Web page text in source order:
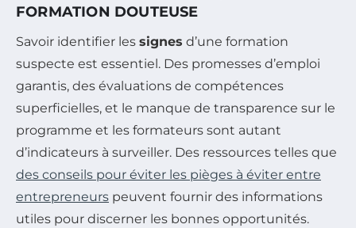
FORMATION DOUTEUSE
Savoir identifier les signes d’une formation
suspecte est essentiel. Des promesses d’emploi
garantis, des évaluations de compétences
superficielles, et le manque de transparence sur le
programme et les formateurs sont autant
d’indicateurs à surveiller. Des ressources telles que
des conseils pour éviter les pièges à éviter entre
entrepreneurs peuvent fournir des informations
utiles pour discerner les bonnes opportunités.